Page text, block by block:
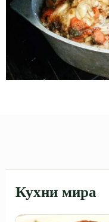
Кухни мира